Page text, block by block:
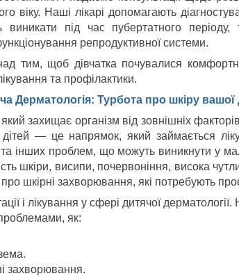
віку. Наші лікарі допомагають
виникати під час пубертатного
репродуктивної системи.
тим, щоб дівчатка почувалися
та профілактики.
Дерматологія: Турбота про шкіру вашої
захищає організм від зовнішніх
дітей — це напрямок, який займається
та інших проблем, що можуть виникнути у
шкіри, висипи, почервоніння, висока
шкірні захворювання, які потребують
і лікування у сфері дитячої
як:
захворювання.